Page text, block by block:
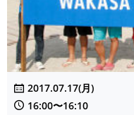
2017.07.17(月)
16:00〜16:10